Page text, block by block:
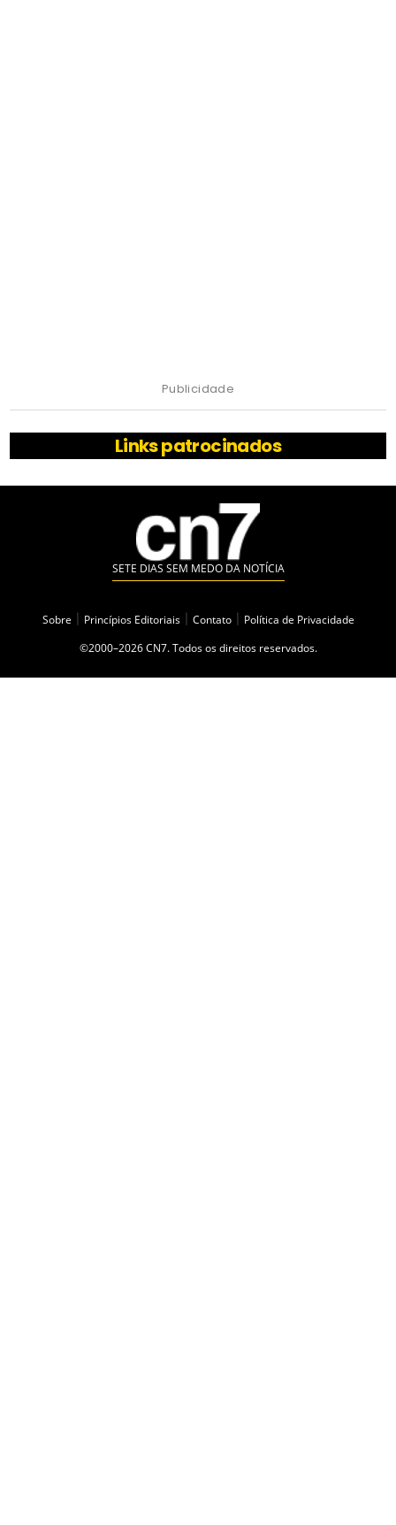
Publicidade
Links patrocinados
SETE DIAS SEM MEDO DA NOTÍCIA
Sobre Princípios Editoriais Contato
Política de Privacidade
©2000–2026 CN7. Todos os direitos reservados.